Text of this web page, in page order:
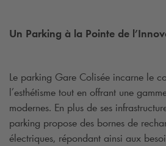
Un Parking à la Pointe de
Le parking Gare Colisée incarne le
l’esthétisme tout en offrant une
modernes. En plus de ses
parking propose des bornes de
électriques, répondant ainsi aux